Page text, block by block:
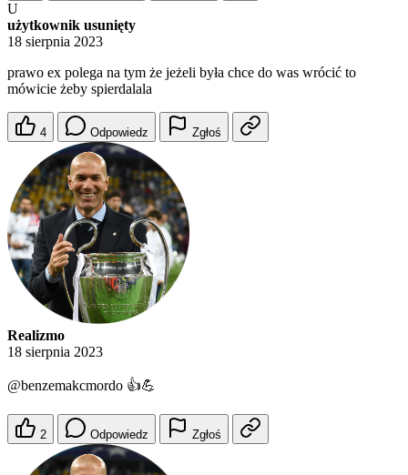
U
użytkownik usunięty
18 sierpnia 2023
prawo ex polega na tym że jeżeli była chce do was wrócić to
mówicie żeby spierdalala
4 Odpowiedz Zgłoś
Realizmo
18 sierpnia 2023
@benzemakcmordo 👍💪
2 Odpowiedz Zgłoś